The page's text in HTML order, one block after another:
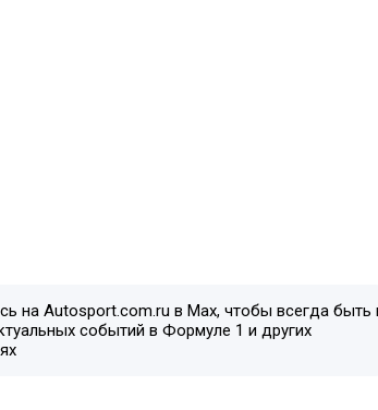
на Autosport.com.ru в Max, чтобы всегда быть
событий в Формуле 1 и других